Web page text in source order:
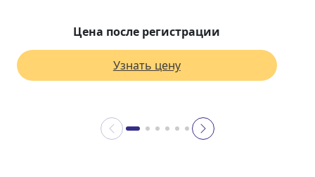
Цена после регистрации
Узнать цену